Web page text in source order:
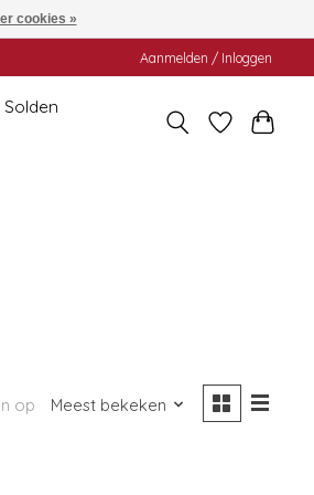
Aanmelden / Inloggen
Solden
op Meest bekeken
cookies »